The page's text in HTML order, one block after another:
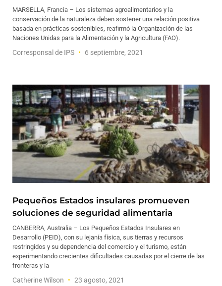
MARSELLA, Francia – Los sistemas agroalimentarios y la
conservación de la naturaleza deben sostener una relación positiva
basada en prácticas sostenibles, reafirmó la Organización de las
Naciones Unidas para la Alimentación y la Agricultura (FAO).
Corresponsal de IPS 6 septiembre, 2021
Pequeños Estados insulares promueven
soluciones de seguridad alimentaria
CANBERRA, Australia – Los Pequeños Estados Insulares en
Desarrollo (PEID), con su lejanía física, sus tierras y recursos
restringidos y su dependencia del comercio y el turismo, están
experimentando crecientes dificultades causadas por el cierre de las
fronteras y la
Catherine Wilson 23 agosto, 2021